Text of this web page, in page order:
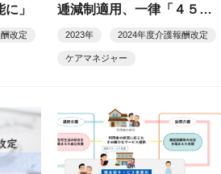
」
改定
逓減制適用、一律「４５件
以上」提案
2023年 2024年度介護報酬改定
ケアマネジャー